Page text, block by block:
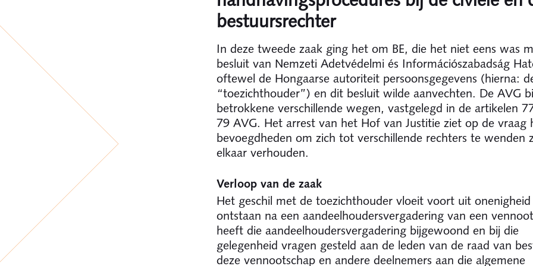
bestuursrechter
In deze tweede zaak ging het om BE, die het niet eens was
besluit van Nemzeti Adetvédelmi és Információszabadság
oftewel de Hongaarse autoriteit persoonsgegevens (hierna:
“toezichthouder”) en dit besluit wilde aanvechten. De AVG
betrokkene verschillende wegen, vastgelegd in de artikelen
79 AVG. Het arrest van het Hof van Justitie ziet op de vraag
bevoegdheden om zich tot verschillende rechters te wenden
elkaar verhouden.
Verloop van de zaak
Het geschil met de toezichthouder vloeit voort uit onenigheid
ontstaan na een aandeelhoudersvergadering van een
heeft die aandeelhoudersvergadering bijgewoond en bij die
gelegenheid vragen gesteld aan de leden van de raad van
deze vennootschap en andere deelnemers aan die algemene